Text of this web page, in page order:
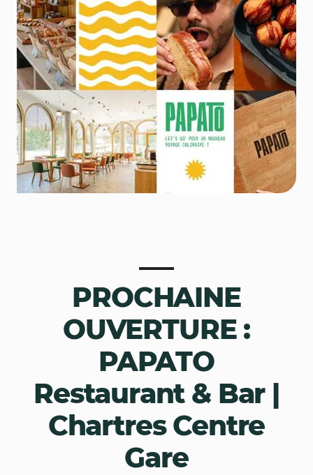
PROCHAINE
OUVERTURE :
PAPATO
Restaurant & Bar |
Chartres Centre
Gare